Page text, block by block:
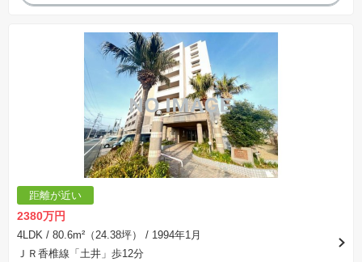
距離が近い
2380万円
4LDK / 80.6m²（24.38坪）
/ 1994年1月
ＪＲ香椎線「土井」歩12分